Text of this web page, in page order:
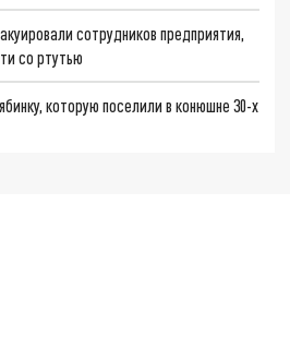
сотрудников предприятия,
со ртутью
которую поселили в конюшне 30-х